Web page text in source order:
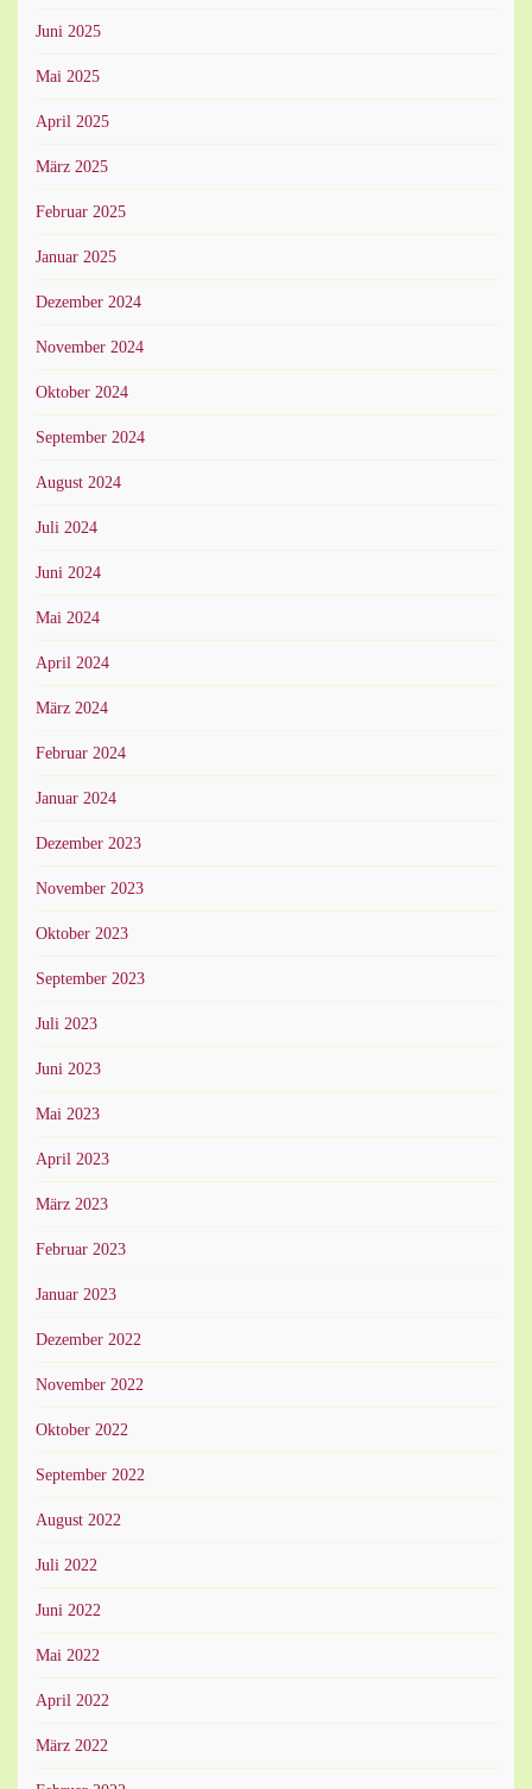
Juni 2025
Mai 2025
April 2025
März 2025
Februar 2025
Januar 2025
Dezember 2024
November 2024
Oktober 2024
September 2024
August 2024
Juli 2024
Juni 2024
Mai 2024
April 2024
März 2024
Februar 2024
Januar 2024
Dezember 2023
November 2023
Oktober 2023
September 2023
Juli 2023
Juni 2023
Mai 2023
April 2023
März 2023
Februar 2023
Januar 2023
Dezember 2022
November 2022
Oktober 2022
September 2022
August 2022
Juli 2022
Juni 2022
Mai 2022
April 2022
März 2022